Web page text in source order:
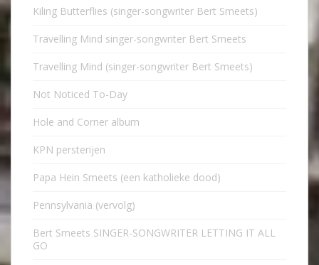
Kiling Butterflies (singer-songwriter Bert Smeets)
Travelling Mind singer-songwriter Bert Smeets
Travelling Mind (singer-songwriter Bert Smeets)
Not Noticed To-Day
Hole and Corner album
KPN persterijen
Papa Hein Smeets (een katholieke dood)
Pennsylvania (vervolg)
Bert Smeets SINGER-SONGWRITER LETTING IT ALL
GO